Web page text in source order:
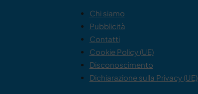
Chi siamo
Pubblicità
Contatti
Cookie Policy (UE)
Disconoscimento
Dichiarazione sulla Privacy (UE)